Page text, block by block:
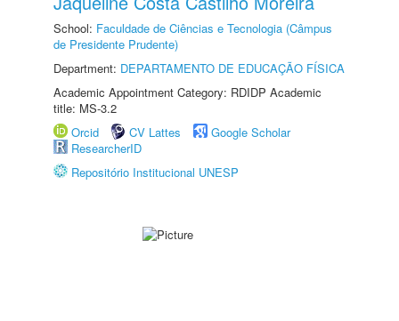
School: Faculdade de Ciências e Tecnologia (Câmpus
de Presidente Prudente)
Department: DEPARTAMENTO DE EDUCAÇÃO FÍSICA
Academic Appointment Category: RDIDP Academic
title: MS-3.2
Orcid
CV Lattes
Google Scholar
ResearcherID
Repositório Institucional UNESP